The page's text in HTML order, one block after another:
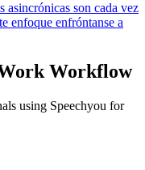
asincrónicas son cada vez
enfoque enfróntanse a
Workflow
using Speechyou for